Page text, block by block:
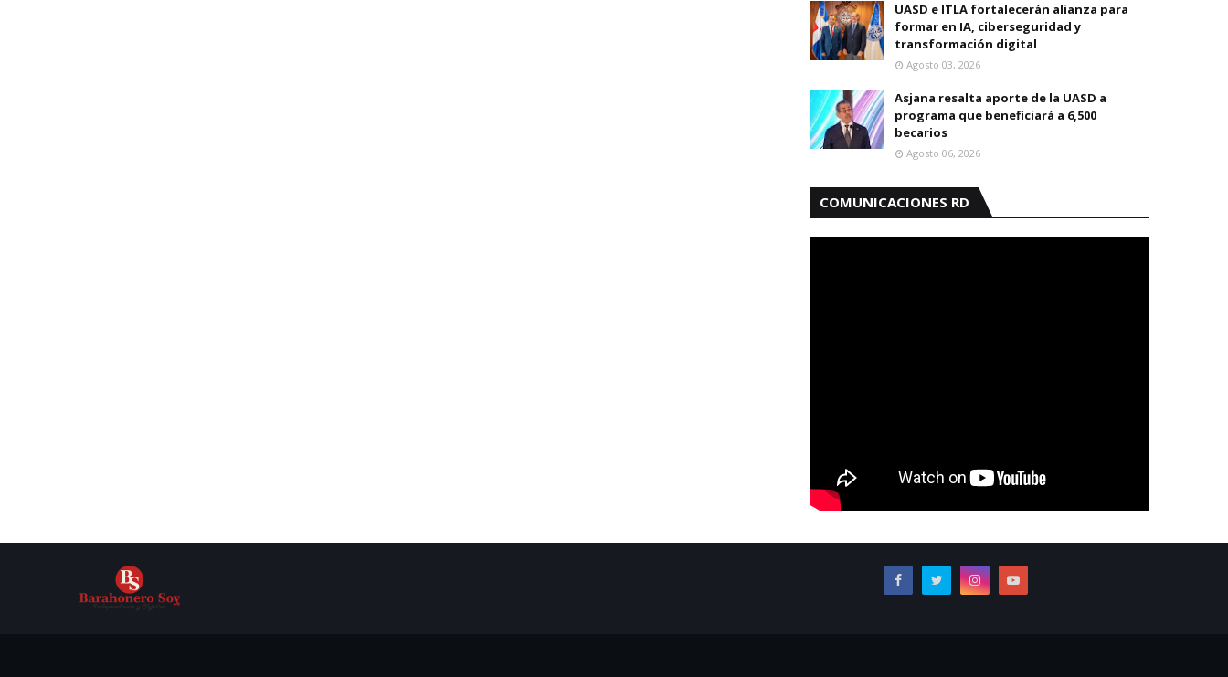
UASD e ITLA fortalecerán alianza para
formar en IA, ciberseguridad y
transformación digital
Agosto 03, 2026
Asjana resalta aporte de la UASD a
programa que beneficiará a 6,500
becarios
Agosto 06, 2026
COMUNICACIONES RD